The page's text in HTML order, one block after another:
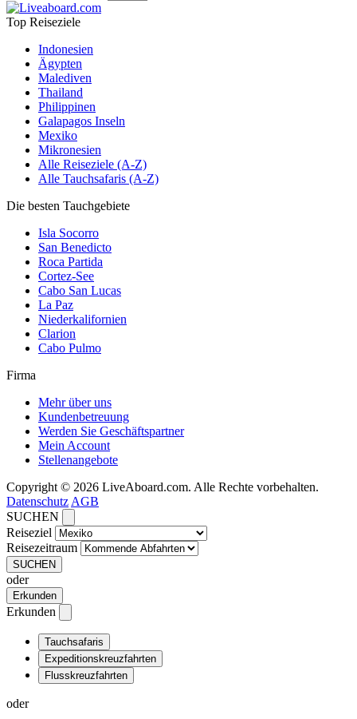
Top Reiseziele
Indonesien
Ägypten
Malediven
Thailand
Philippinen
Galapagos Inseln
Mexiko
Mikronesien
Alle Reiseziele (A-Z)
Alle Tauchsafaris (A-Z)
Die besten Tauchgebiete
Isla Socorro
San Benedicto
Roca Partida
Cortez-See
Cabo San Lucas
La Paz
Niederkalifornien
Clarion
Cabo Pulmo
Firma
Mehr über uns
Kundenbetreuung
Werden Sie Geschäftspartner
Mein Account
Stellenangebote
Copyright © 2026 LiveAboard.com. Alle Rechte vorbehalten.
Datenschutz AGB
SUCHEN
Reiseziel
Reisezeitraum
SUCHEN
oder
Erkunden
Erkunden
Tauchsafaris
Expeditionskreuzfahrten
Flusskreuzfahrten
oder